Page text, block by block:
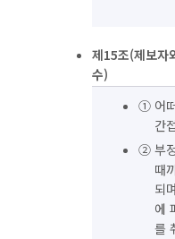
제15조(제보자
수)
① 어
간
② 부
때
되
에
를